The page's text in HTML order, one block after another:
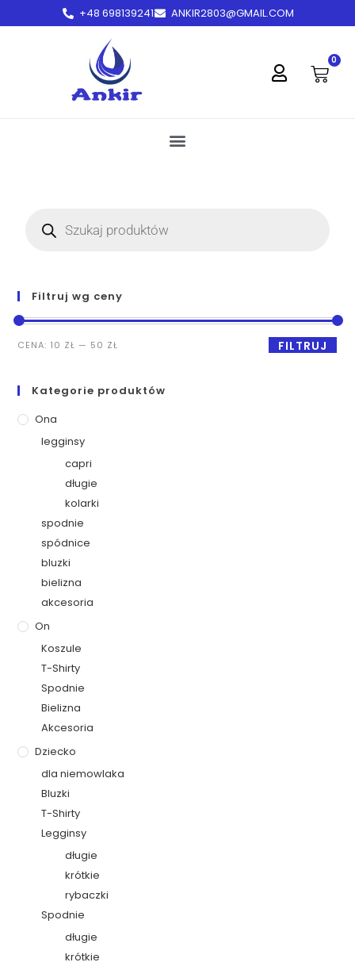
+48 698139241 ANKIR2803@GMAIL.COM
0
Filtruj wg ceny
FILTRUJ
CENA: 10 ZŁ — 50 ZŁ
Kategorie produktów
Ona
legginsy
capri
długie
kolarki
spodnie
spódnice
bluzki
bielizna
akcesoria
On
Koszule
T-Shirty
Spodnie
Bielizna
Akcesoria
Dziecko
dla niemowlaka
Bluzki
T-Shirty
Legginsy
długie
krótkie
rybaczki
Spodnie
długie
krótkie